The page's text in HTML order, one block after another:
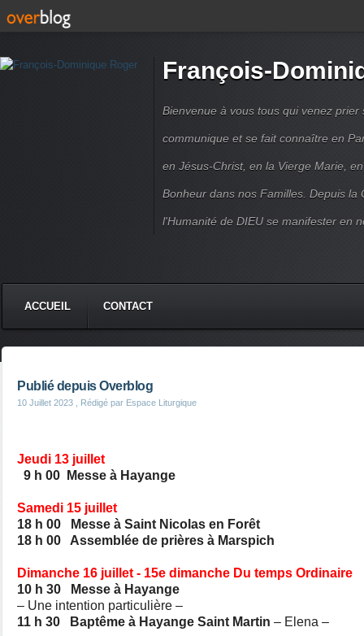
François-
Bienvenue à vous tous qui venez prier
communique et se fait connaître en
en Jésus-Christ, en la Vierge Marie,
Bonheur dans nos Familles. Depuis la
l'Humanité de DIEU se manifester en
ACCUEIL CONTACT
Publié depuis Overblog
10 Juillet 2023 , Rédigé par Espace Liturgique
Jeudi 13 juillet
9 h 00 Messe à Hayange
Samedi 15 juillet
18 h 00 Messe à Saint Nicolas en Forêt
18 h 00 Assemblée de prières à Marspich
Dimanche 16 juillet - 15e dimanche Du temps Ordinaire
10 h 30 Messe à Hayange
– Une intention particulière –
11 h 30 Baptême à Hayange Saint Martin – Elena –